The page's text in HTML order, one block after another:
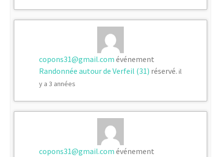
copons31@gmail.com événement
Randonnée autour de Verfeil (31) réservé. il
y a 3 années
copons31@gmail.com événement